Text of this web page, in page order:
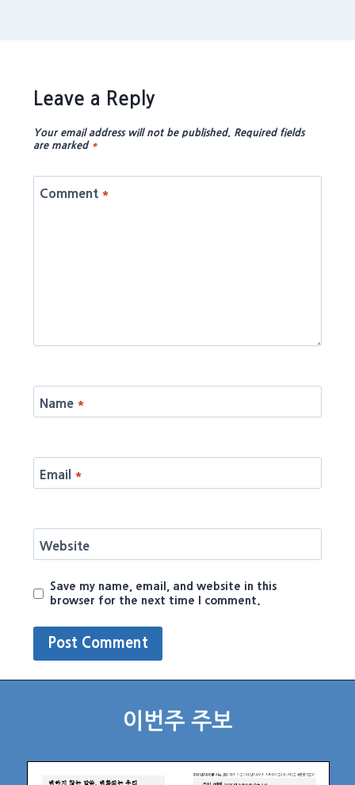
Leave a Reply
Your email address will not be published. Required fields
are marked *
Comment *
Name *
Email *
Website
Save my name, email, and website in this
browser for the next time I comment.
이번주 주보